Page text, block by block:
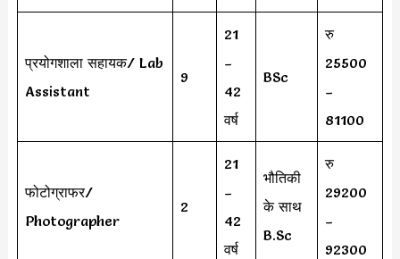
प्रयोगशाला सहायक/ Lab
Assistant
9
21
–
42
वर्ष
BSc
रु
25500
–
81100
फोटोग्राफर/
Photographer
2
21
–
42
वर्ष
भौतिकी
के साथ
B.Sc
रु
29200
–
92300